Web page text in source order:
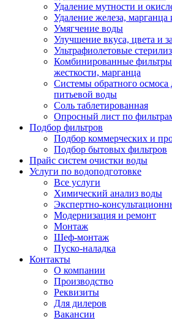
Удаление мутности и
Удаление железа, марганца
Умягчение воды
Улучшение вкуса, цвета и
Ультрафиолетовые
Комбинированные фильтры
жесткости, марганца
Системы обратного осмоса
питьевой воды
Соль таблетированная
Опросный лист по
Подбор фильтров
Подбор коммерческих и
Подбор бытовых фильтров
Прайс систем очистки воды
Услуги по водоподготовке
Все услуги
Химический анализ воды
Экспертно-
Модернизация и ремонт
Монтаж
Шеф-монтаж
Пуско-наладка
Контакты
О компании
Производство
Реквизиты
Для дилеров
Вакансии